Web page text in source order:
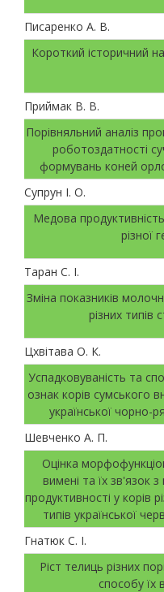
Писаренко А. В.
Короткий історичний
Приймак В. В.
Порівняльний аналіз
роботоздатності
формувань коней
Супрун І. О.
Медова
різної
Таран С. І.
Зміна показників
різних типів
Цхвітава О. К.
Успадковуваність та
ознак корів сумського
української чорно-
Шевченко А. П.
Оцінка
вимені та їх зв'язок
продуктивності у корів
типів української
Гнатюк С. І.
Ріст телиць різних
способу їх